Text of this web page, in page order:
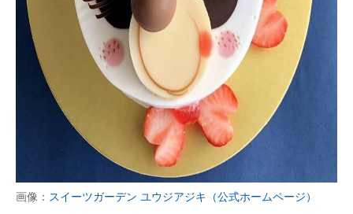
画像： スイーツガーデン ユウジアジキ（公式ホームページ）